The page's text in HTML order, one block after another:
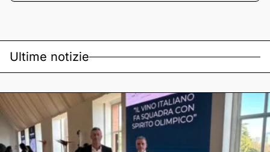
Ultime notizie